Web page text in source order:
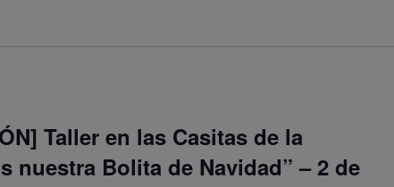
Taller en las Casitas de la
nuestra Bolita de Navidad” – 2 de